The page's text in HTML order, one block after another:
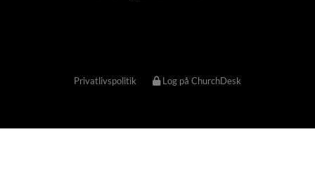
Privatlivspolitik Log på ChurchDesk